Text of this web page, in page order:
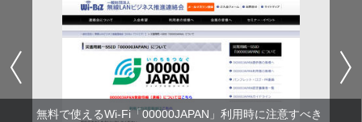
無料で使えるWi-Fi「00000JAPAN」利用時に注意すべき